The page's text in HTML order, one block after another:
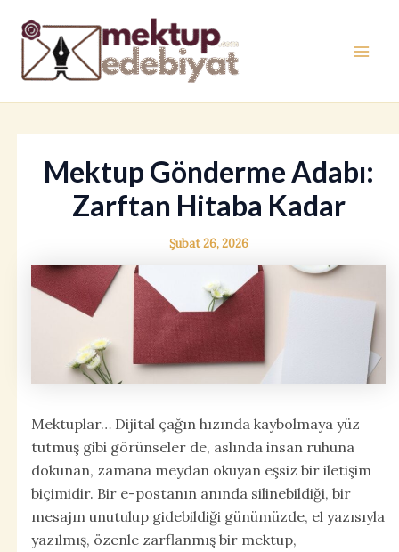
atla
Mektup Gönderme Adabı:
Zarftan Hitaba Kadar
Şubat 26, 2026
Mektuplar… Dijital çağın hızında kaybolmaya yüz
tutmuş gibi görünseler de, aslında insan ruhuna
dokunan, zamana meydan okuyan eşsiz bir iletişim
biçimidir. Bir e-postanın anında silinebildiği, bir
mesajın unutulup gidebildiği günümüzde, el yazısıyla
yazılmış, özenle zarflanmış bir mektup,